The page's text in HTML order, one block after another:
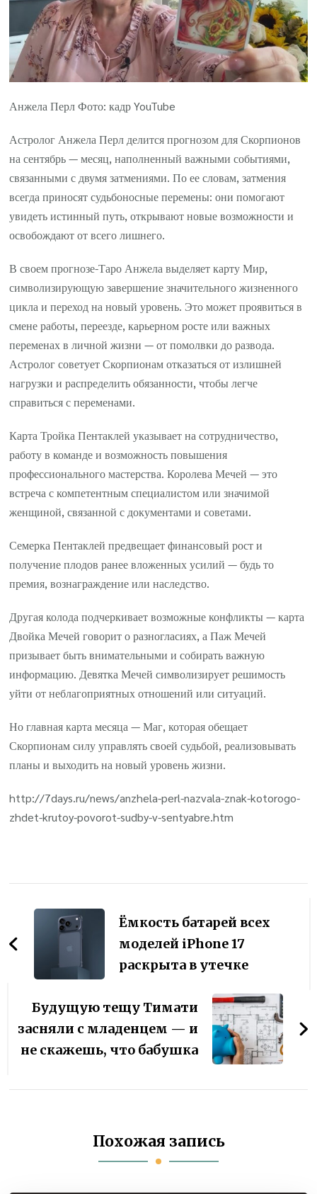
Анжела Перл Фото: кадр YouTube
Астролог Анжела Перл делится прогнозом для Скорпионов
на сентябрь — месяц, наполненный важными событиями,
связанными с двумя затмениями. По ее словам, затмения
всегда приносят судьбоносные перемены: они помогают
увидеть истинный путь, открывают новые возможности и
освобождают от всего лишнего.
В своем прогнозе-Таро Анжела выделяет карту Мир,
символизирующую завершение значительного жизненного
цикла и переход на новый уровень. Это может проявиться в
смене работы, переезде, карьерном росте или важных
переменах в личной жизни — от помолвки до развода.
Астролог советует Скорпионам отказаться от излишней
нагрузки и распределить обязанности, чтобы легче
справиться с переменами.
Карта Тройка Пентаклей указывает на сотрудничество,
работу в команде и возможность повышения
профессионального мастерства. Королева Мечей — это
встреча с компетентным специалистом или значимой
женщиной, связанной с документами и советами.
Семерка Пентаклей предвещает финансовый рост и
получение плодов ранее вложенных усилий — будь то
премия, вознаграждение или наследство.
Другая колода подчеркивает возможные конфликты — карта
Двойка Мечей говорит о разногласиях, а Паж Мечей
призывает быть внимательными и собирать важную
информацию. Девятка Мечей символизирует решимость
уйти от неблагоприятных отношений или ситуаций.
Но главная карта месяца — Маг, которая обещает
Скорпионам силу управлять своей судьбой, реализовывать
планы и выходить на новый уровень жизни.
http://7days.ru/news/anzhela-perl-nazvala-znak-kotorogo-
zhdet-krutoy-povorot-sudby-v-sentyabre.htm
записям
Ёмкость батарей всех
моделей iPhone 17
раскрыта в утечке
Будущую тещу Тимати
засняли с младенцем — и
не скажешь, что бабушка
Похожая запись